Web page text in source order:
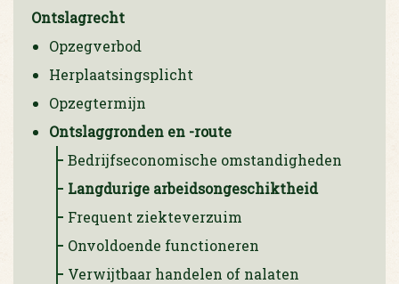
Ontslagrecht
Opzegverbod
Herplaatsingsplicht
Opzegtermijn
Ontslaggronden en -route
Bedrijfseconomische omstandigheden
Langdurige arbeidsongeschiktheid
Frequent ziekteverzuim
Onvoldoende functioneren
Verwijtbaar handelen of nalaten